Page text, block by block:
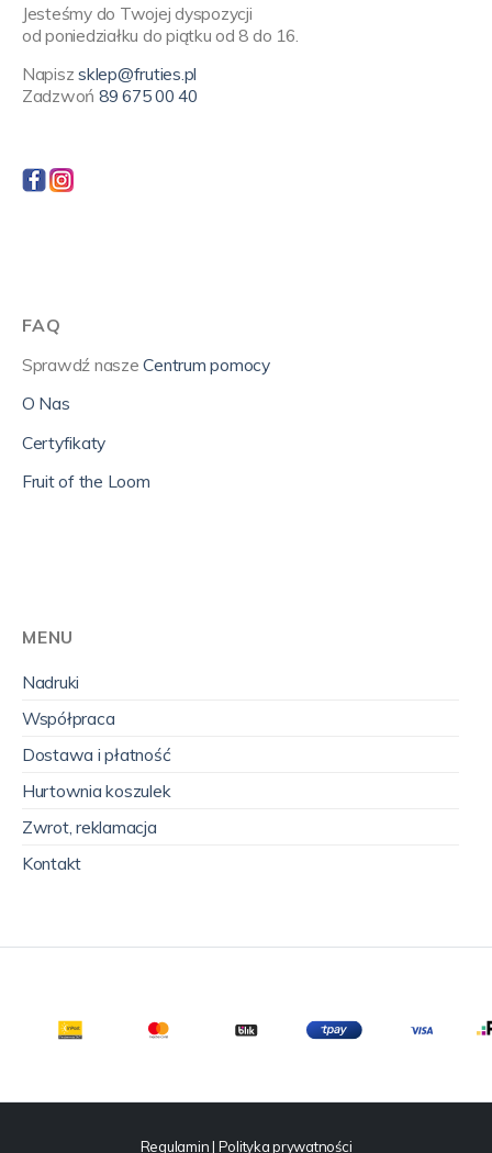
Jesteśmy do Twojej dyspozycji
od poniedziałku do piątku od 8 do 16.
Napiszsklep@fruties.pl
Zadzwoń 89 675 00 40
FAQ
Sprawdź naszeCentrum pomocy
O Nas
Certyfikaty
Fruit of the Loom
MENU
Nadruki
Współpraca
Dostawa i płatność
Hurtownia koszulek
Zwrot, reklamacja
Kontakt
Regulamin| Polityka prywatności